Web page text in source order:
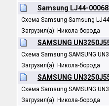
Samsung LJ44-
Схема Samsung Samsung
Загрузил(а): Никола-борода
SAMSUNG
Схема Samsung SAMSUNG
Загрузил(а): Никола-борода
SAMSUNG
Схема Samsung SAMSUNG
Загрузил(а): Никола-борода